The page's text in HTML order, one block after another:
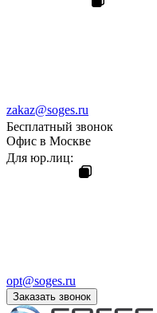
zakaz@soges.ru
Бесплатный звонок
Офис в Москве
Для юр.лиц:
opt@soges.ru
Заказать звонок